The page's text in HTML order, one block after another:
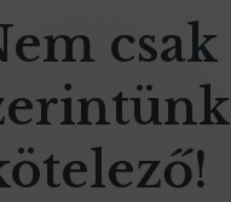
csak